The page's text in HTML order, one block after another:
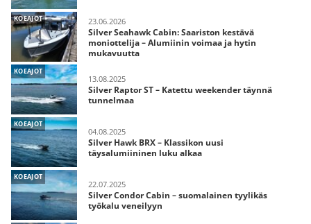
KOEAJOT 23.06.2026
Silver Seahawk Cabin: Saariston kestävä
moniottelija – Alumiinin voimaa ja hytin
mukavuutta
KOEAJOT
13.08.2025
Silver Raptor ST – Katettu weekender täynnä
tunnelmaa
KOEAJOT
04.08.2025
Silver Hawk BRX – Klassikon uusi
täysalumiininen luku alkaa
KOEAJOT
22.07.2025
Silver Condor Cabin – suomalainen tyylikäs
työkalu veneilyyn